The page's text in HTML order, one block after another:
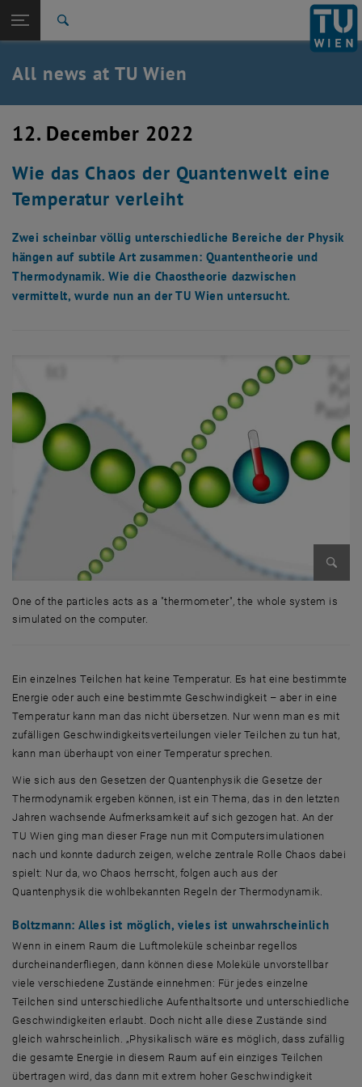
TU Login
Quicklinks
Toggle quicklinks menu
Studies
Career
Back: list subpages of parent page TU Wien Homepage
Back to:
TU Wien Homepage
Overview
All news at TU Wien
12. December 2022
Wie das Chaos der Quantenwelt eine
Temperatur verleiht
Zwei scheinbar völlig unterschiedliche Bereiche der Physik
hängen auf subtile Art zusammen: Quantentheorie und
Thermodynamik. Wie die Chaostheorie dazwischen
vermittelt, wurde nun an der TU Wien untersucht.
One of the particles acts as a "thermometer", the whole system is
simulated on the computer.
Ein einzelnes Teilchen hat keine Temperatur. Es hat eine bestimmte
Energie oder auch eine bestimmte Geschwindigkeit – aber in eine
Temperatur kann man das nicht übersetzen. Nur wenn man es mit
zufälligen Geschwindigkeitsverteilungen vieler Teilchen zu tun hat,
kann man überhaupt von einer Temperatur sprechen.
Wie sich aus den Gesetzen der Quantenphysik die Gesetze der
Thermodynamik ergeben können, ist ein Thema, das in den letzten
Jahren wachsende Aufmerksamkeit auf sich gezogen hat. An der
TU Wien ging man dieser Frage nun mit Computersimulationen
nach und konnte dadurch zeigen, welche zentrale Rolle Chaos dabei
spielt: Nur da, wo Chaos herrscht, folgen auch aus der
Quantenphysik die wohlbekannten Regeln der Thermodynamik.
Boltzmann: Alles ist möglich, vieles ist unwahrscheinlich
Wenn in einem Raum die Luftmoleküle scheinbar regellos
durcheinanderfliegen, dann können diese Moleküle unvorstellbar
viele verschiedene Zustände einnehmen: Für jedes einzelne
Teilchen sind unterschiedliche Aufenthaltsorte und unterschiedliche
Geschwindigkeiten erlaubt. Doch nicht alle diese Zustände sind
gleich wahrscheinlich. „Physikalisch wäre es möglich, dass zufällig
die gesamte Energie in diesem Raum auf ein einziges Teilchen
übertragen wird, das dann mit extrem hoher Geschwindigkeit